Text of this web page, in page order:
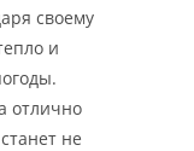
своему
и
отлично
не